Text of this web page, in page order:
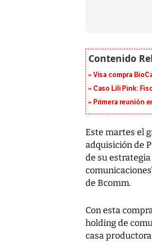
Visa compra
Caso Lili Pink:
Primera reunión
Este martes el
adquisición de
de su estrategia
de Bcomm.
Con esta
holding de
casa